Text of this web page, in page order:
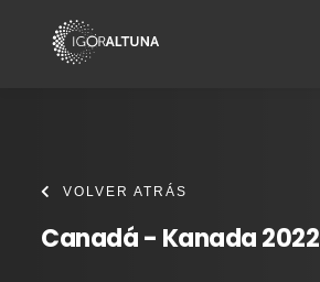
VOLVER ATRÁS
Canadá - Kanada 2022